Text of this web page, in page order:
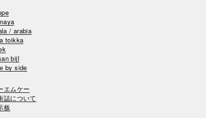
/ arabia
toikka
bijl
by side
エムケー
誌について
板